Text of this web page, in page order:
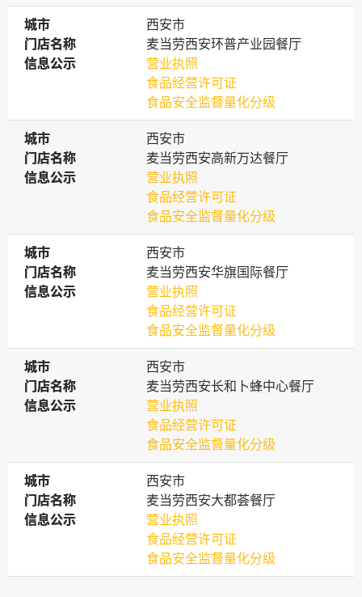
城市
城市
西安市
门店名称
门店名称
麦当劳西安环普产业园餐厅
信息公示
信息公示
营业执照
食品经营许可证
食品安全监督量化分级
城市
城市
西安市
门店名称
门店名称
麦当劳西安高新万达餐厅
信息公示
信息公示
营业执照
食品经营许可证
食品安全监督量化分级
城市
城市
西安市
门店名称
门店名称
麦当劳西安华旗国际餐厅
信息公示
信息公示
营业执照
食品经营许可证
食品安全监督量化分级
城市
城市
西安市
门店名称
门店名称
麦当劳西安长和卜蜂中心餐厅
信息公示
信息公示
营业执照
食品经营许可证
食品安全监督量化分级
城市
城市
西安市
门店名称
门店名称
麦当劳西安大都荟餐厅
信息公示
信息公示
营业执照
食品经营许可证
食品安全监督量化分级